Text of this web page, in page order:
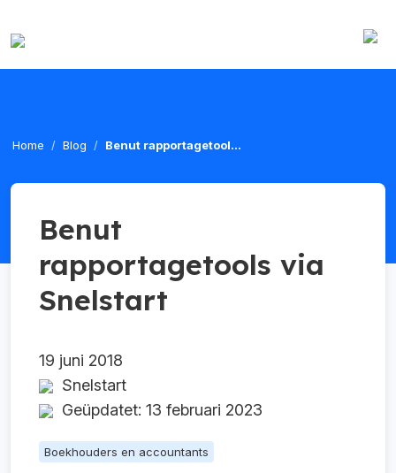
Home Blog Benut rapportagetool...
Benut
rapportagetools via
Snelstart
19 juni 2018
Snelstart
Geüpdatet: 13 februari 2023
Boekhouders en accountants